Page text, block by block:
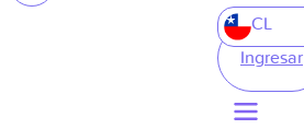
CL
Ingresar